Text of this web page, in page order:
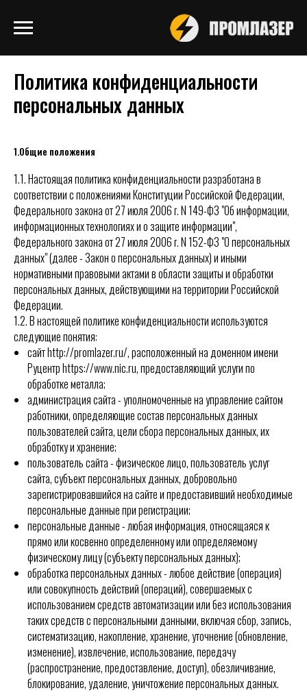
Политика конфиденциальности
персональных данных
1.Общие положения
1.1.Настоящая политика конфиденциальности разработана в
соответствии с положениямиКонституцииРоссийской Федерации,
Федерального законаот 27 июля 2006 г. N 149-ФЗ "Об информации,
информационных технологиях и о защите информации",
Федерального законаот 27 июля 2006 г. N 152-ФЗ "О персональных
данных" (далее - Закон о персональных данных) и иными
нормативными правовыми актами в области защиты и обработки
персональных данных, действующими на территории Российской
Федерации.
1.2.В настоящей политике конфиденциальности используются
следующие понятия:
сайтhttp://promlazer.ru/, расположенный на доменном имени
Руцентрhttps://www.nic.ru, предоставляющий услуги по
обработке металла;
администрация сайта - уполномоченные на управление сайтом
работники, определяющие состав персональных данных
пользователей сайта, цели сбора персональных данных, их
обработку и хранение;
пользователь сайта - физическое лицо, пользователь услуг
сайта, субъект персональных данных, добровольно
зарегистрировавшийся на сайте и предоставивший необходимые
персональные данные при регистрации;
персональные данные - любая информация, относящаяся к
прямо или косвенно определенному или определяемому
физическому лицу (субъекту персональных данных);
обработка персональных данных - любое действие (операция)
или совокупность действий (операций), совершаемых с
использованием средств автоматизации или без использования
таких средств с персональными данными, включая сбор, запись,
систематизацию, накопление, хранение, уточнение (обновление,
изменение), извлечение, использование, передачу
(распространение, предоставление, доступ), обезличивание,
блокирование, удаление, уничтожение персональных данных.